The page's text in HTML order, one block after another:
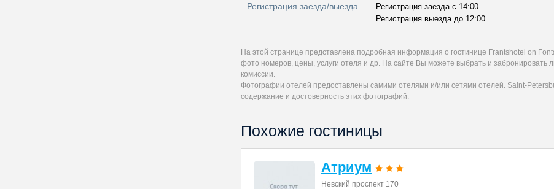
Регистрация заезда/выезда
Регистрация заезда с 14:00
Регистрация выезда до 12:00
На этой странице представлена подробная информация о гостинице Frantshotel on
фото номеров, цены, услуги отеля и др. На сайте Вы можете выбрать и забронировать
комиссии.
Фотографии отелей предоставлены самими отелями и/или сетями отелей. Saint-
содержание и достоверность этих фотографий.
Похожие гостиницы
Атриум
Невский проспект 170